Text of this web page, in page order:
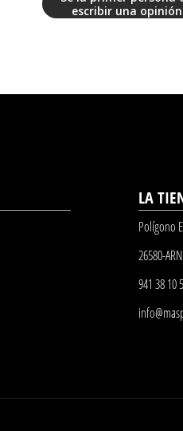
escribir una opinión
LA
Polígono
26580-
941 38 10